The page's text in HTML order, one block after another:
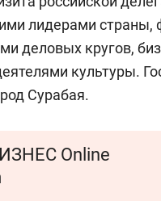
лидерами
деловых кругов,
культуры.
Сурабая.
Online